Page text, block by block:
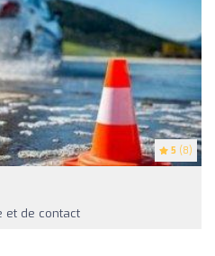
5 (8)
et de contact